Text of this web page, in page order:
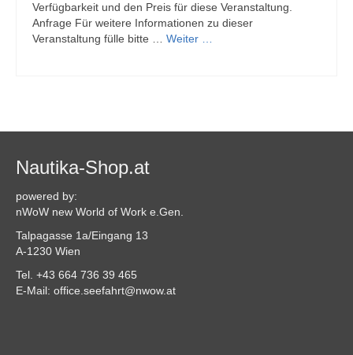
Verfügbarkeit und den Preis für diese Veranstaltung.
Anfrage Für weitere Informationen zu dieser
Veranstaltung fülle bitte … Weiter …
Nautika-Shop.at
powered by:
nWoW new World of Work e.Gen.
Talpagasse 1a/Eingang 13
A-1230 Wien
Tel. +43 664 736 39 465
E-Mail: office.seefahrt@nwow.at